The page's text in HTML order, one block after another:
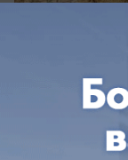
В Волжском
детей из